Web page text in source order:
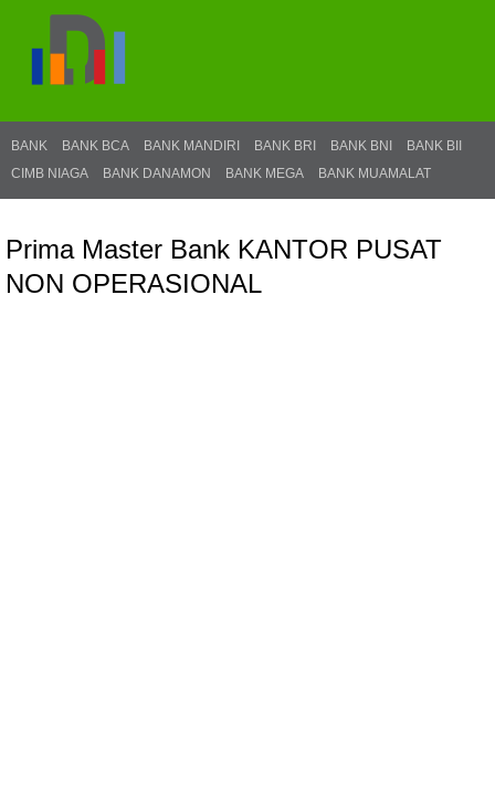
BANK BANK BCA BANK MANDIRI BANK BRI BANK BNI
BANK BII
CIMB NIAGA
BANK DANAMON BANK MEGA BANK MUAMALAT
Prima Master Bank KANTOR PUSAT
NON OPERASIONAL